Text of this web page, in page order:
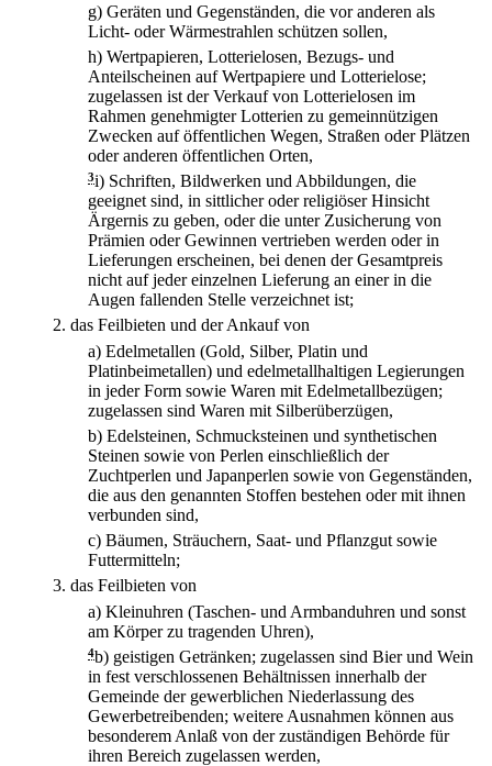
g) Geräten und Gegenständen, die vor anderen als
Licht- oder Wärmestrahlen schützen sollen,
h) Wertpapieren, Lotterielosen, Bezugs- und
Anteilscheinen auf Wertpapiere und Lotterielose;
zugelassen ist der Verkauf von Lotterielosen im
Rahmen genehmigter Lotterien zu gemeinnützigen
Zwecken auf öffentlichen Wegen, Straßen oder Plätzen
oder anderen öffentlichen Orten,
3i) Schriften, Bildwerken und Abbildungen, die
geeignet sind, in sittlicher oder religiöser Hinsicht
Ärgernis zu geben, oder die unter Zusicherung von
Prämien oder Gewinnen vertrieben werden oder in
Lieferungen erscheinen, bei denen der Gesamtpreis
nicht auf jeder einzelnen Lieferung an einer in die
Augen fallenden Stelle verzeichnet ist;
2. das Feilbieten und der Ankauf von
a) Edelmetallen (Gold, Silber, Platin und
Platinbeimetallen) und edelmetallhaltigen Legierungen
in jeder Form sowie Waren mit Edelmetallbezügen;
zugelassen sind Waren mit Silberüberzügen,
b) Edelsteinen, Schmucksteinen und synthetischen
Steinen sowie von Perlen einschließlich der
Zuchtperlen und Japanperlen sowie von Gegenständen,
die aus den genannten Stoffen bestehen oder mit ihnen
verbunden sind,
c) Bäumen, Sträuchern, Saat- und Pflanzgut sowie
Futtermitteln;
3. das Feilbieten von
a) Kleinuhren (Taschen- und Armbanduhren und sonst
am Körper zu tragenden Uhren),
4b) geistigen Getränken; zugelassen sind Bier und Wein
in fest verschlossenen Behältnissen innerhalb der
Gemeinde der gewerblichen Niederlassung des
Gewerbetreibenden; weitere Ausnahmen können aus
besonderem Anlaß von der zuständigen Behörde für
ihren Bereich zugelassen werden,